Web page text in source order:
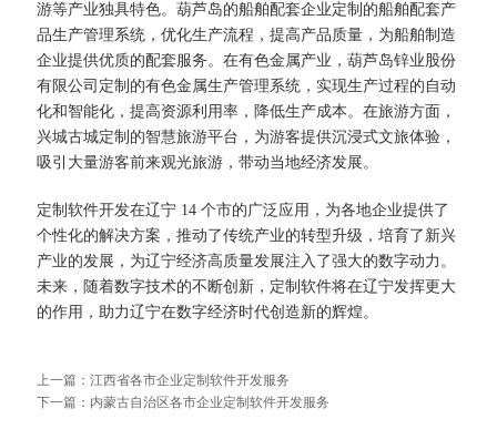
游等产业独具特色。葫芦岛的船舶配套企业定制的船舶配套产
品生产管理系统，优化生产流程，提高产品质量，为船舶制造
企业提供优质的配套服务。在有色金属产业，葫芦岛锌业股份
有限公司定制的有色金属生产管理系统，实现生产过程的自动
化和智能化，提高资源利用率，降低生产成本。在旅游方面，
兴城古城定制的智慧旅游平台，为游客提供沉浸式文旅体验，
吸引大量游客前来观光旅游，带动当地经济发展。​
定制软件开发在辽宁 14 个市的广泛应用，为各地企业提供了
个性化的解决方案，推动了传统产业的转型升级，培育了新兴
产业的发展，为辽宁经济高质量发展注入了强大的数字动力。
未来，随着数字技术的不断创新，定制软件将在辽宁发挥更大
的作用，助力辽宁在数字经济时代创造新的辉煌。
上一篇：江西省各市企业定制软件开发服务
下一篇：内蒙古自治区各市企业定制软件开发服务